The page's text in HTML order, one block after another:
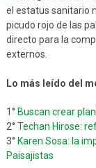
el estatus sanitario
picudo rojo de las
directo para la
externos.
Lo más leído del
1° Buscan crear
2° Techan Hirose:
3° Karen Sosa: la
Paisajistas